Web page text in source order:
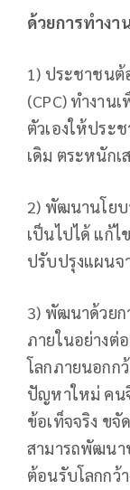
ด้วยการทำงา
1) ประชาชนต้
(CPC) ทำงาน
ตัวเองให้ประ
เดิม ตระหนักเ
2) พัฒนานโยบ
เป็นไปได้ แก้ไ
ปรับปรุงแผนจ
3) พัฒนาด้วย
ภายในอย่างต่
โลกภายนอกก
ปัญหาใหม่ คน
ข้อเท็จจริง ข
สามารถพัฒนา
ต้อนรับโลกกว้